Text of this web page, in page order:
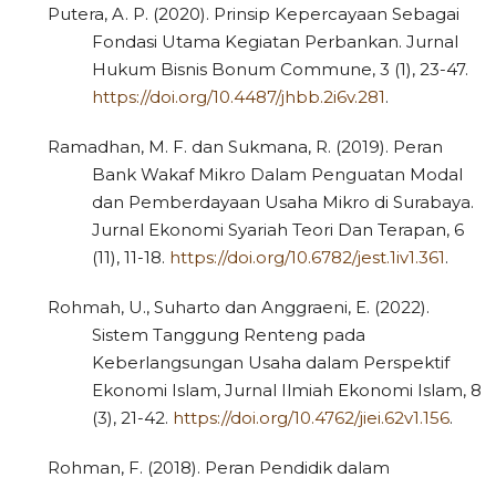
Putera, A. P. (2020). Prinsip Kepercayaan Sebagai
Fondasi Utama Kegiatan Perbankan. Jurnal
Hukum Bisnis Bonum Commune, 3 (1), 23-47.
https://doi.org/10.4487/jhbb.2i6v.281.
Ramadhan, M. F. dan Sukmana, R. (2019). Peran
Bank Wakaf Mikro Dalam Penguatan Modal
dan Pemberdayaan Usaha Mikro di Surabaya.
Jurnal Ekonomi Syariah Teori Dan Terapan, 6
(11), 11-18. https://doi.org/10.6782/jest.1iv1.361.
Rohmah, U., Suharto dan Anggraeni, E. (2022).
Sistem Tanggung Renteng pada
Keberlangsungan Usaha dalam Perspektif
Ekonomi Islam, Jurnal Ilmiah Ekonomi Islam, 8
(3), 21-42. https://doi.org/10.4762/jiei.62v1.156.
Rohman, F. (2018). Peran Pendidik dalam